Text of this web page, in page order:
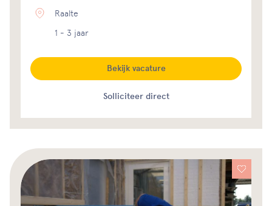
Raalte
1 - 3 jaar
Solliciteer direct
Bekijk vacature